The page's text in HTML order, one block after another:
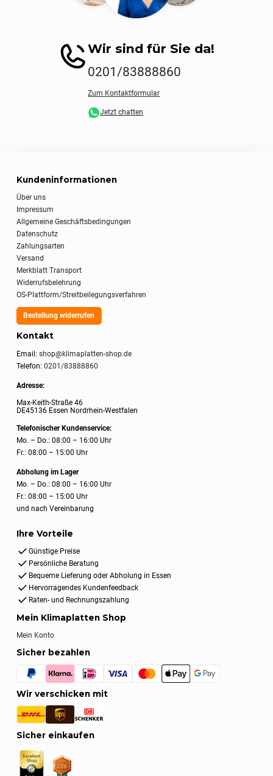
Wir sind für Sie da!
0201/83888860
Zum Kontaktformular
Jetzt chatten
Kundeninformationen
Über uns
Impressum
Allgemeine Geschäftsbedingungen
Datenschutz
Zahlungsarten
Versand
Merkblatt Transport
Widerrufsbelehrung
OS-Plattform/Streitbeilegungsverfahren
Bestellung widerrufen
Kontakt
Email:shop@klimaplatten-shop.de
Telefon:0201/83888860
Adresse:
Max-Keith-Straße 46
DE45136 Essen Nordrhein-Westfalen
Telefonischer Kundenservice:
Mo. – Do.: 08:00 – 16:00 Uhr
Fr.: 08:00 – 15:00 Uhr
Abholung im Lager
Mo. – Do.: 08:00 – 16:00 Uhr
Fr.: 08:00 – 15:00 Uhr
und nach Vereinbarung
Ihre Vorteile
Günstige Preise
Persönliche Beratung
Bequeme Lieferung oder Abholung in Essen
Hervorragendes Kundenfeedback
Raten- und Rechnungszahlung
Mein Klimaplatten Shop
Mein Konto
Sicher bezahlen
Wir verschicken mit
Sicher einkaufen